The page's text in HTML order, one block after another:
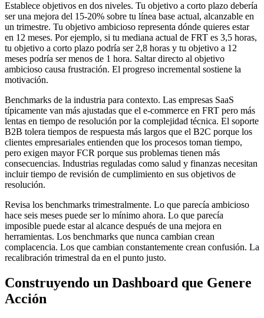
Establece objetivos en dos niveles. Tu objetivo a corto plazo debería
ser una mejora del 15-20% sobre tu línea base actual, alcanzable en
un trimestre. Tu objetivo ambicioso representa dónde quieres estar
en 12 meses. Por ejemplo, si tu mediana actual de FRT es 3,5 horas,
tu objetivo a corto plazo podría ser 2,8 horas y tu objetivo a 12
meses podría ser menos de 1 hora. Saltar directo al objetivo
ambicioso causa frustración. El progreso incremental sostiene la
motivación.
Benchmarks de la industria para contexto. Las empresas SaaS
típicamente van más ajustadas que el e-commerce en FRT pero más
lentas en tiempo de resolución por la complejidad técnica. El soporte
B2B tolera tiempos de respuesta más largos que el B2C porque los
clientes empresariales entienden que los procesos toman tiempo,
pero exigen mayor FCR porque sus problemas tienen más
consecuencias. Industrias reguladas como salud y finanzas necesitan
incluir tiempo de revisión de cumplimiento en sus objetivos de
resolución.
Revisa los benchmarks trimestralmente. Lo que parecía ambicioso
hace seis meses puede ser lo mínimo ahora. Lo que parecía
imposible puede estar al alcance después de una mejora en
herramientas. Los benchmarks que nunca cambian crean
complacencia. Los que cambian constantemente crean confusión. La
recalibración trimestral da en el punto justo.
Construyendo un Dashboard que Genere
Acción